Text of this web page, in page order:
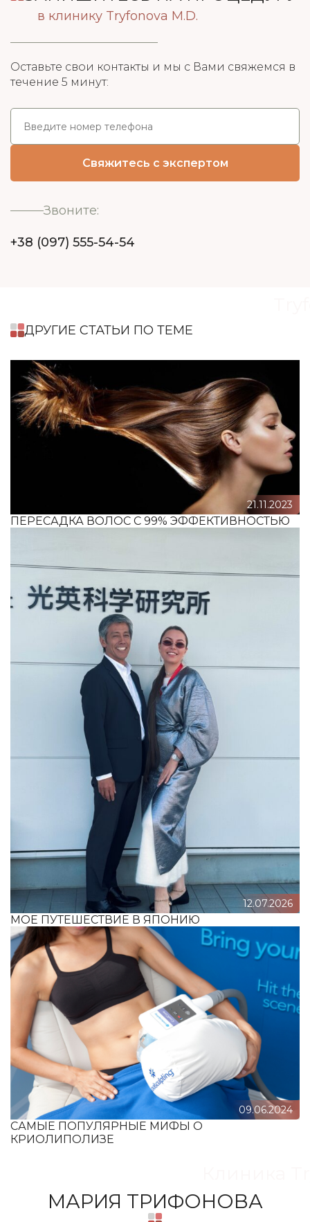
в клинику Tryfonova M.D.
Оставьте свои контакты и мы с Вами свяжемся в
течение 5 минут:
Звоните:
+38 (097) 555-54-54
ДРУГИЕ СТАТЬИ ПО ТЕМЕ
21.11.2023
ПЕРЕСАДКА ВОЛОС С 99% ЭФФЕКТИВНОСТЬЮ
12.07.2026
МОЕ ПУТЕШЕСТВИЕ В ЯПОНИЮ
09.06.2024
САМЫЕ ПОПУЛЯРНЫЕ МИФЫ О
КРИОЛИПОЛИЗЕ
МАРИЯ ТРИФОНОВА